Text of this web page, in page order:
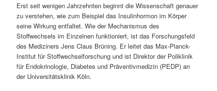
n
g
e
n
r
i
n
g
Erst seit wenigen Jahrzehnten beginnt die Wissenschaft genauer
zu verstehen, wie zum Beispiel das Insulinhormon im Körper
seine Wirkung entfaltet. Wie der Mechanismus des
Stoffwechsels im Einzelnen funktioniert, ist das Forschungsfeld
des Mediziners Jens Claus Brüning. Er leitet das Max-Planck-
Institut für Stoffwechselforschung und ist Direktor der Poliklinik
für Endokrinologie, Diabetes und Präventivmedizin (PEDP) an
der Universitätsklinik Köln.